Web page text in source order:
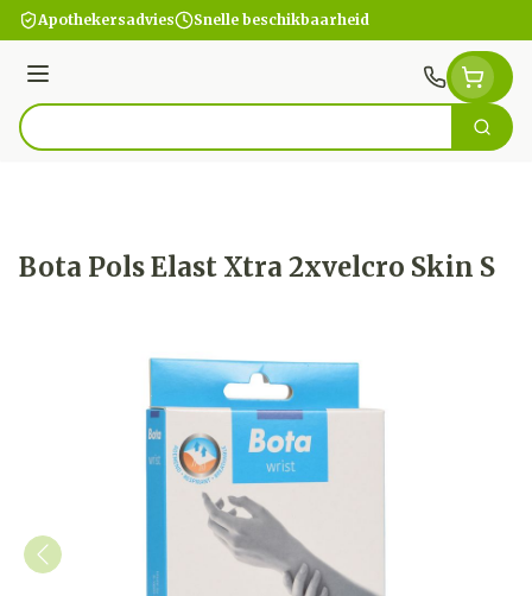
Ga naar de inhoud
Apothekersadvies Snelle beschikbaarheid
Menu
Product, merk, categorie... Zoek
Bota Pols Elast Xtra 2xvelcro Skin S